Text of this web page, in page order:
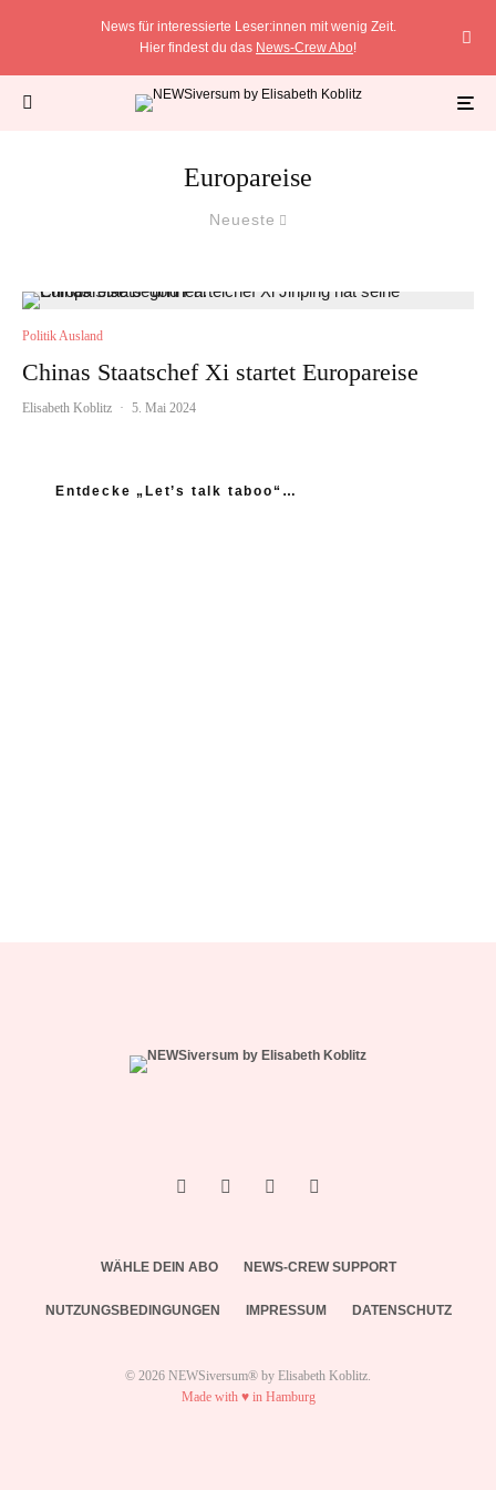
News für interessierte Leser:innen mit wenig Zeit.
Hier findest du das News-Crew Abo!
Europareise
Neueste
Politik Ausland
Chinas Staatschef Xi startet Europareise
Elisabeth Koblitz · 5. Mai 2024
Entdecke „Let’s talk taboo“…
WÄHLE DEIN ABO NEWS-CREW SUPPORT
NUTZUNGSBEDINGUNGEN IMPRESSUM DATENSCHUTZ
© 2026 NEWSiversum® by Elisabeth Koblitz.
Made with ♥ in Hamburg